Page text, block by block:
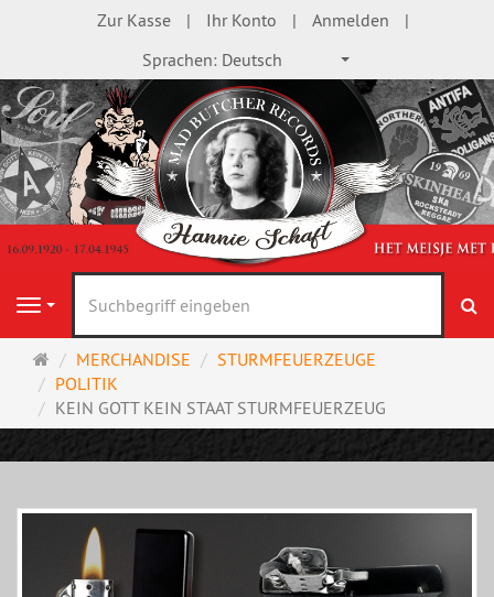
Zur Kasse Ihr Konto
Anmelden
Sprachen: Deutsch
Navigation
Startseite
MERCHANDISE
STURMFEUERZEUGE
POLITIK
KEIN GOTT KEIN STAAT STURMFEUERZEUG